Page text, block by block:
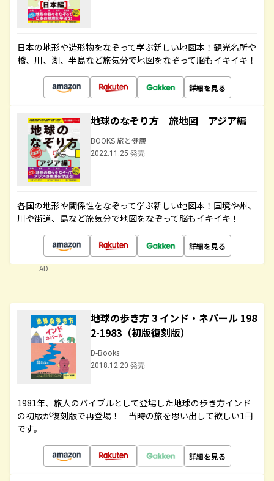
日本の地形や造形物をなぞって学ぶ新しい地図本！観光名所や
橋、川、湖、半島など旅気分で地図をなぞって脳もイキイキ！
詳細を見る
地球のなぞり方 旅地図 アジア編
BOOKS 旅と健康
2022.11.25 発売
各国の地形や関係性をなぞって学ぶ新しい地図本！国境や州、
川や街道、島など旅気分で地図をなぞって脳もイキイキ！
詳細を見る
AD
地球の歩き方 3 インド・ネパール 198
2-1983（初版復刻版）
D-Books
2018.12.20 発売
1981年、旅人のバイブルとして登場した地球の歩き方インド
の初版が復刻版で再登場！ 当時の旅を思い出して欲しい1冊
です。
詳細を見る